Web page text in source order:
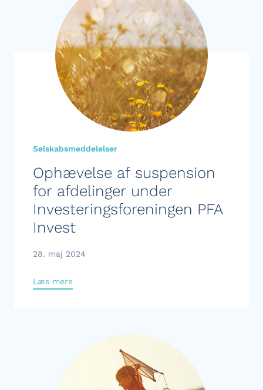
Selskabsmeddelelser
Ophævelse af suspension
for afdelinger under
Investeringsforeningen PFA
Invest
28. maj 2024
Læs mere